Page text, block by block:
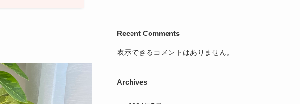
Recent Comments
表示できるコメントはありません。
Archives